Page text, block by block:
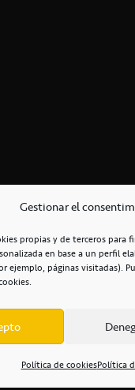
Gestionar el
propias y de terceros para
en base a un perfil
ejemplo, páginas visitadas).
Política de cookiesPolítica
/ ACCESIBILIDAD